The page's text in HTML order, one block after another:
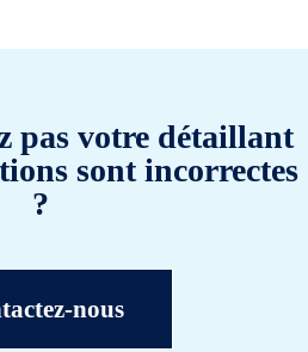
pas votre détaillant
sont incorrectes
?
nous